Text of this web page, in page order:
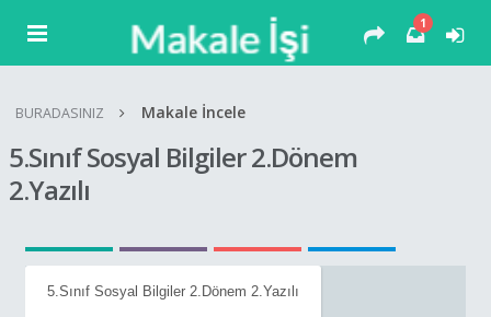
1
BURADASINIZ Makale İncele
5.Sınıf Sosyal Bilgiler 2.Dönem
2.Yazılı
5.Sınıf Sosyal Bilgiler 2.Dönem 2.Yazılı